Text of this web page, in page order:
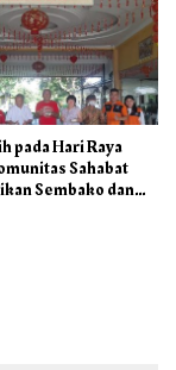
pada Hari Raya
Sahabat
Sembako dan